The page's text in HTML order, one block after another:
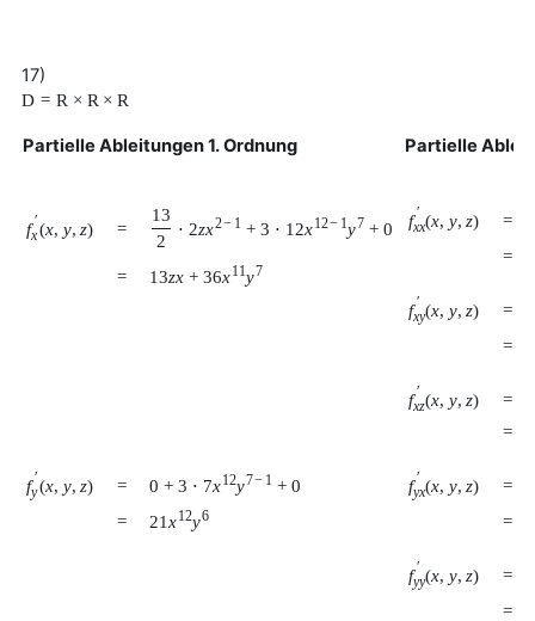
17)
D = R × R × R
Partielle Ableitungen 1. Ordnung Partielle
f ′
x(x, y, z) =
13
2
⋅ 2zx2− 1 + 3 ⋅ 12x12− 1y7 + 0
= 13zx + 36x11y7
f ′
xx(x, y, z)
=
=
f ′
xy(x, y, z)
=
=
f ′
xz(x, y, z)
=
=
f ′
y(x, y, z) = 0 + 3 ⋅ 7x12y7− 1 + 0
=
21x12y6
f ′
yx(x, y, z)
=
=
f ′
yy(x, y, z)
=
=